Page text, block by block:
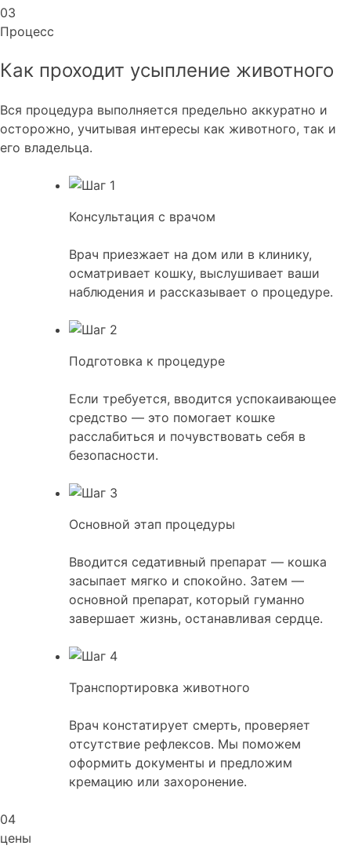
03
Процесс
Как проходит усыпление животного
Вся процедура выполняется предельно аккуратно и
осторожно, учитывая интересы как животного, так и
его владельца.
Консультация с врачом
Врач приезжает на дом или в клинику,
осматривает кошку, выслушивает ваши
наблюдения и рассказывает о процедуре.
Подготовка к процедуре
Если требуется, вводится успокаивающее
средство — это помогает кошке
расслабиться и почувствовать себя в
безопасности.
Основной этап процедуры
Вводится седативный препарат — кошка
засыпает мягко и спокойно. Затем —
основной препарат, который гуманно
завершает жизнь, останавливая сердце.
Транспортировка животного
Врач констатирует смерть, проверяет
отсутствие рефлексов. Мы поможем
оформить документы и предложим
кремацию или захоронение.
04
цены